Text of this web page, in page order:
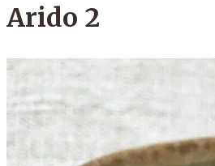
Arido 2